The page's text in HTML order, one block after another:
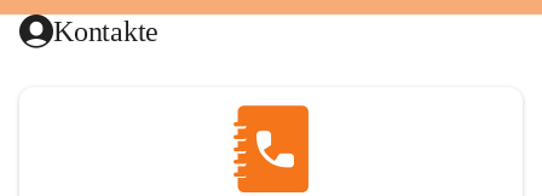
Kontakte